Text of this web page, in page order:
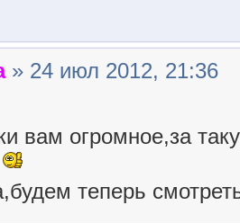
» 24 июл 2012, 21:36
вам огромное,за
теперь